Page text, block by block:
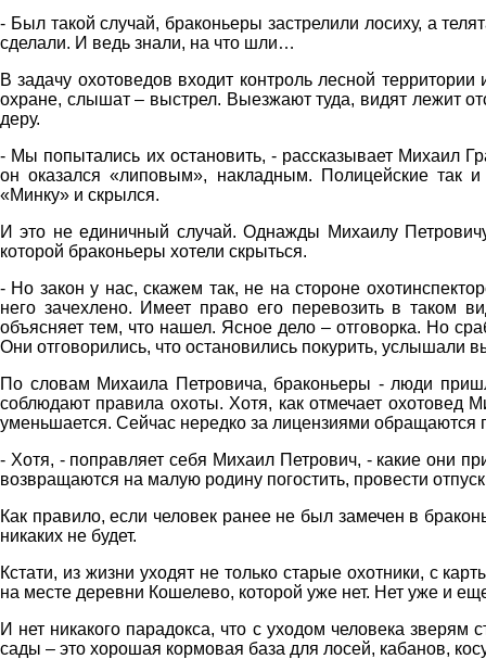
- Был такой случай, браконьеры застрелили лосиху, а
сделали. И ведь знали, на что шли…
В задачу охотоведов входит контроль лесной
охране, слышат – выстрел. Выезжают туда, видят лежит
деру.
- Мы попытались их остановить, - рассказывает Михаил
он оказался «липовым», накладным. Полицейские так
«Минку» и скрылся.
И это не единичный случай. Однажды Михаилу
которой браконьеры хотели скрыться.
- Но закон у нас, скажем так, не на стороне
него зачехлено. Имеет право его перевозить в таком
объясняет тем, что нашел. Ясное дело – отговорка. Но
Они отговорились, что остановились покурить,
По словам Михаила Петровича, браконьеры - люди
соблюдают правила охоты. Хотя, как отмечает охотовед
уменьшается. Сейчас нередко за лицензиями обращаются
- Хотя, - поправляет себя Михаил Петрович, - какие они
возвращаются на малую родину погостить, провести
Как правило, если человек ранее не был замечен в
никаких не будет.
Кстати, из жизни уходят не только старые охотники, с
на месте деревни Кошелево, которой уже нет. Нет уже и
И нет никакого парадокса, что с уходом человека
сады – это хорошая кормовая база для лосей, кабанов,